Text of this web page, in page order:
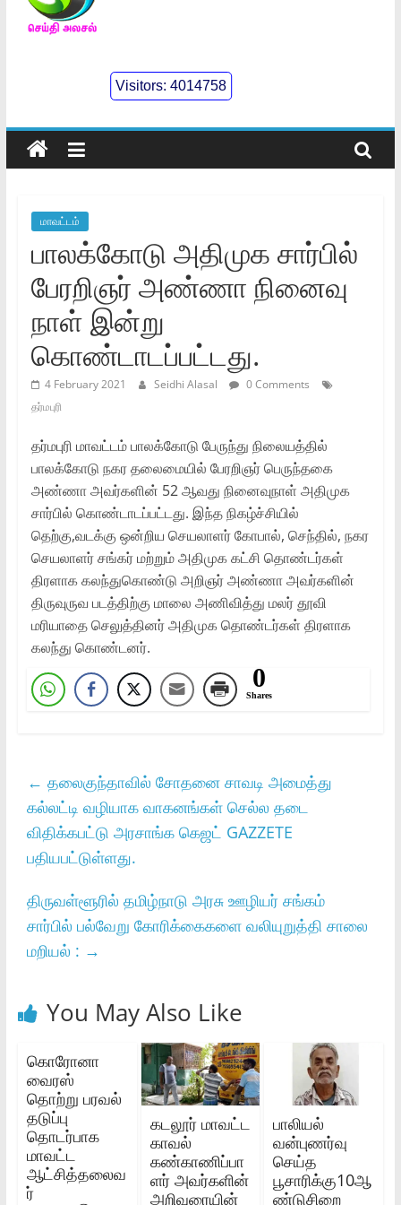
செய்திஅலசல்
Seidhialasal
Tamil
Online
Visitors:4014758
மாவட்டம்
பாலக்கோடு அதிமுக சார்பில்
பேரறிஞர் அண்ணா நினைவு
நாள் இன்று
கொண்டாடப்பட்டது.
4 February 2021 Seidhi Alasal
0 Comments
தர்மபுரி
தர்மபுரி மாவட்டம் பாலக்கோடு பேருந்து நிலையத்தில்
பாலக்கோடு நகர தலைமையில் பேரறிஞர் பெருந்தகை
அண்ணா அவர்களின் 52 ஆவது நினைவுநாள் அதிமுக
சார்பில் கொண்டாடப்பட்டது. இந்த நிகழ்ச்சியில்
தெற்கு,வடக்கு ஒன்றிய செயலாளர் கோபால், செந்தில், நகர
செயலாளர் சங்கர் மற்றும் அதிமுக கட்சி தொண்டர்கள்
திரளாக கலந்துகொண்டு அறிஞர் அண்ணா அவர்களின்
திருவுருவ படத்திற்கு மாலை அணிவித்து மலர் தூவி
மரியாதை செலுத்தினர் அதிமுக தொண்டர்கள் திரளாக
கலந்து கொண்டனர்.
0
Shares
← தலைகுந்தாவில் சோதனை சாவடி அமைத்து
கல்லட்டி வழியாக வாகனங்கள் செல்ல தடை
விதிக்கபட்டு அரசாங்க கெஜட் GAZZETE
பதியபட்டுள்ளது.
திருவள்ளூரில் தமிழ்நாடு அரசு ஊழியர் சங்கம்
சார்பில் பல்வேறு கோரிக்கைகளை வலியுறுத்தி சாலை
மறியல் : →
You May Also Like
கொரோனா
வைரஸ்‌
தொற்று பரவல்‌
தடுப்பு
தொடர்பாக
மாவட்ட
ஆட்சித்தலைவ
ர்‌
கடலூர் மாவட்ட
காவல்
கண்காணிப்பா
ளர் அவர்களின்
அறிவுரையின்
பாலியல்
வன்புணர்வு
செய்த
பூசாரிக்கு10ஆ
ண்டுசிறை